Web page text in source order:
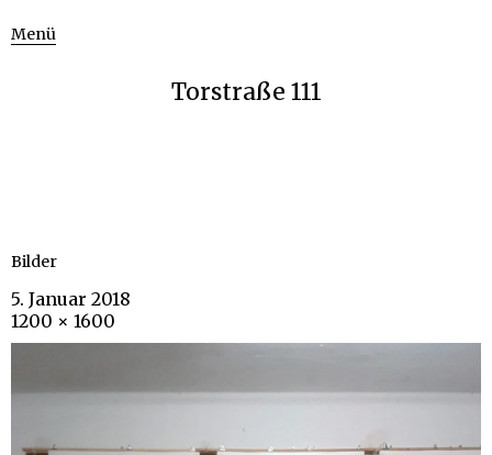
Menü
Torstraße 111
Bilder
5. Januar 2018
1200 × 1600